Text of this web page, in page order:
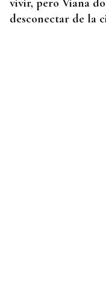
vivir, pero Viana
desconectar de la